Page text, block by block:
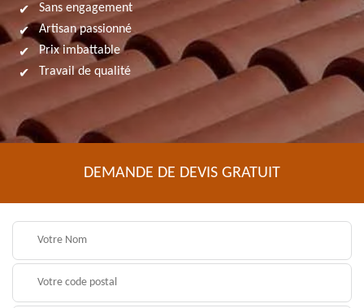
Sans engagement
Artisan passionné
Prix imbattable
Travail de qualité
DEMANDE DE DEVIS GRATUIT